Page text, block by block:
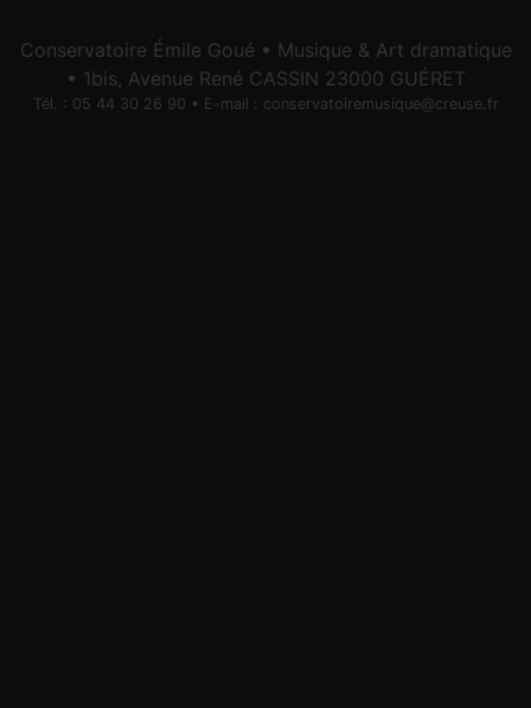
Conservatoire Émile Goué • Musique & Art dramatique
• 1bis, Avenue René CASSIN 23000 GUÉRET
Tél. : 05 44 30 26 90 • E-mail : conservatoiremusique@creuse.fr